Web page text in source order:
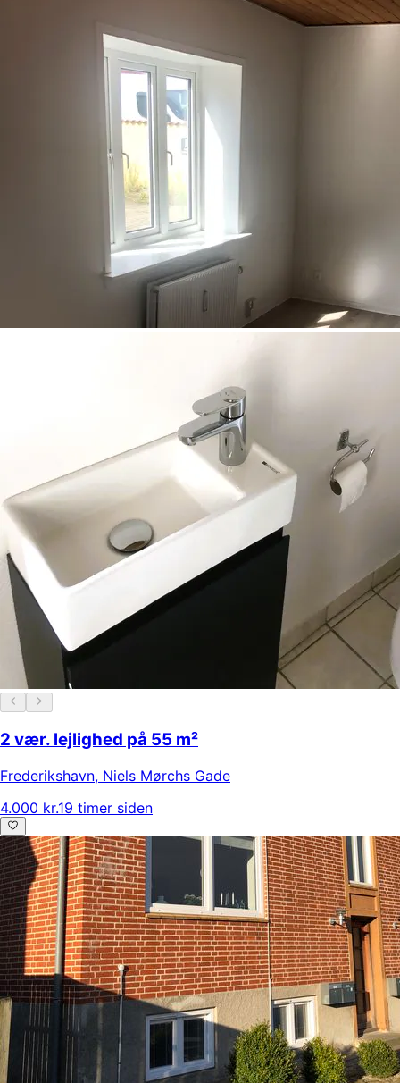
2 vær. lejlighed på 55 m²
Frederikshavn, Niels Mørchs Gade
4.000 kr.19 timer siden